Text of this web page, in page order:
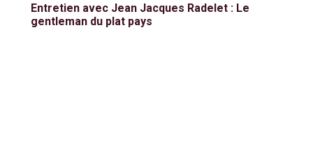
Entretien avec Jean Jacques Radelet : Le
gentleman du plat pays